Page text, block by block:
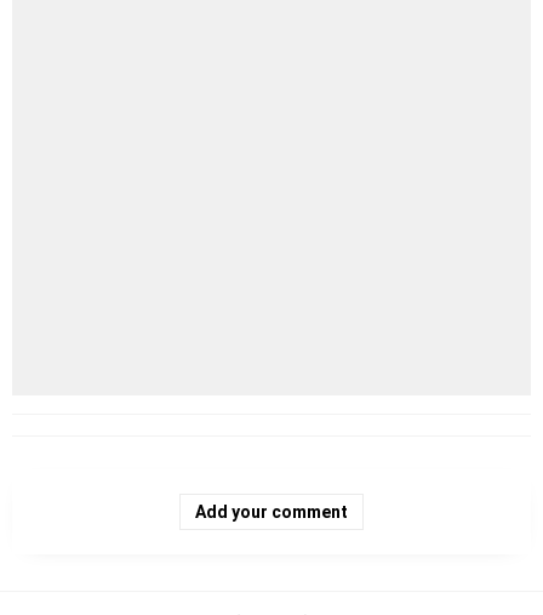
Add your comment